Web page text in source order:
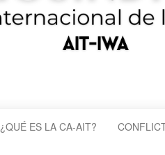
¿QUÉ ES LA CA-AIT?